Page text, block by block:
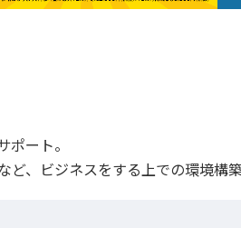
ート。
、ビジネスをする上での環境構